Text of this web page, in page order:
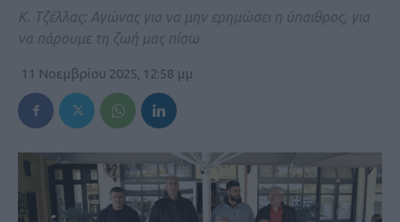
Κ. Τζέλλας: Αγώνας για να μην ερημώσει η ύπαιθρος, για
να πάρουμε τη ζωή μας πίσω
11 Νοεμβρίου 2025, 12:58 μμ